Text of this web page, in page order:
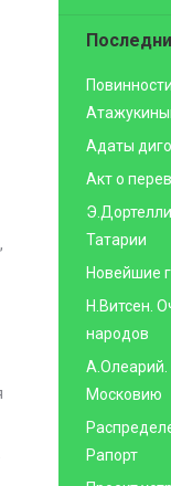
Адаты
Акт о
Татарии
Новейшие
Н.Витсен.
народов
А.Олеарий.
Московию
Рапорт